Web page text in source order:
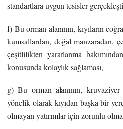
standartlara uygun tesisler
f) Bu orman alanının, kıyıların
kumsallardan, doğal manzaradan,
çeşitlilikten yararlanma
konusunda kolaylık sağlaması,
g) Bu orman alanının,
yönelik olarak kıyıdan başka bir
olmayan yatırımlar için zorunlu